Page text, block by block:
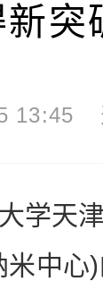
突
13:45
天津
米中心